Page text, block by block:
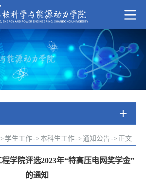
学生工作-> 本科生工作-> 通知公告 -> 正文
学院评选2023年“特高压电网奖学金”
的通知